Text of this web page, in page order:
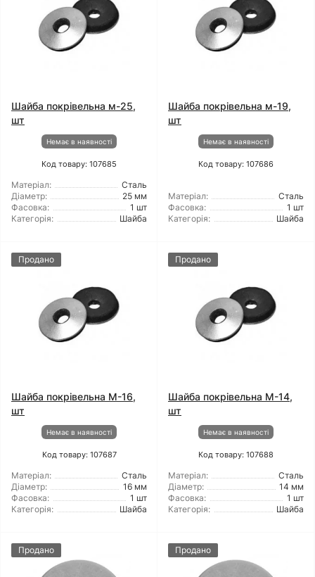
Шайба покрівельна м-25,
шт
Немає в наявності
Код товару: 107685
Матеріал:
Сталь
Діаметр:
25 мм
Фасовка:
1 шт
Категорія:
Шайба
Шайба покрівельна м-19,
шт
Немає в наявності
Код товару: 107686
Матеріал:
Сталь
Фасовка:
1 шт
Категорія:
Шайба
Продано
Шайба покрівельна М-16,
шт
Немає в наявності
Код товару: 107687
Матеріал:
Сталь
Діаметр:
16 мм
Фасовка:
1 шт
Категорія:
Шайба
Продано
Шайба покрівельна М-14,
шт
Немає в наявності
Код товару: 107688
Матеріал:
Сталь
Діаметр:
14 мм
Фасовка:
1 шт
Категорія:
Шайба
Продано Продано